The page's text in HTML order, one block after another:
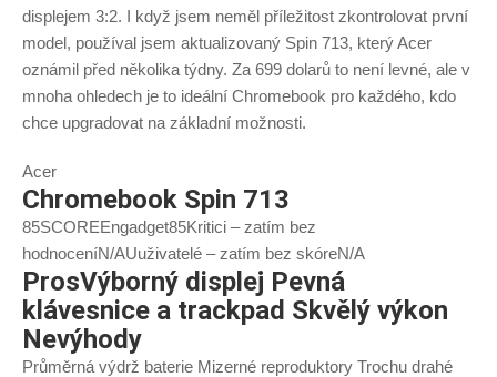
displejem 3:2. I když jsem neměl příležitost zkontrolovat první
model, používal jsem aktualizovaný Spin 713, který Acer
oznámil před několika týdny. Za 699 dolarů to není levné, ale v
mnoha ohledech je to ideální Chromebook pro každého, kdo
chce upgradovat na základní možnosti.
Acer
Chromebook Spin 713
85SCOREEngadget85Kritici – zatím bez
hodnoceníN/AUuživatelé – zatím bez skóreN/A
ProsVýborný displej Pevná
klávesnice a trackpad Skvělý výkon
Nevýhody
Průměrná výdrž baterie Mizerné reproduktory Trochu drahé